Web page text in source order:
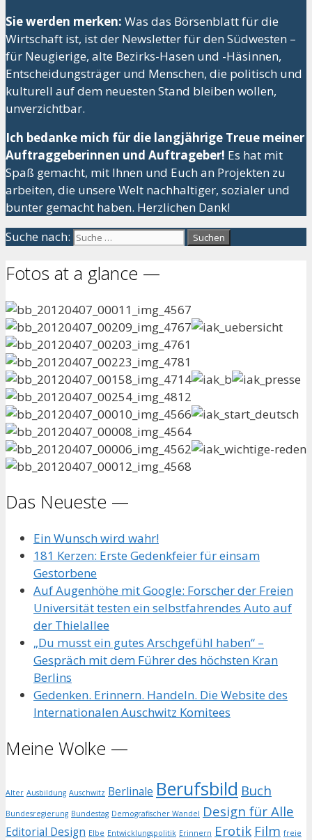
Sie werden merken: Was das Börsenblatt für die
Wirtschaft ist, ist der Newsletter für den Südwesten –
für Neugierige, alte Bezirks-Hasen und -Häsinnen,
Entscheidungsträger und Menschen, die politisch und
kulturell auf dem neuesten Stand bleiben wollen,
unverzichtbar.
Ich bedanke mich für die langjährige Treue meiner
Auftraggeberinnen und Auftrageber! Es hat mit
Spaß gemacht, mit Ihnen und Euch an Projekten zu
arbeiten, die unsere Welt nachhaltiger, sozialer und
bunter gemacht haben. Herzlichen Dank!
Suche nach:
Fotos at a glance —
Das Neueste —
Ein Wunsch wird wahr!
181 Kerzen: Erste Gedenkfeier für einsam
Gestorbene
Auf Augenhöhe mit Google: Forscher der Freien
Universität testen ein selbstfahrendes Auto auf
der Thielallee
„Du musst ein gutes Arschgefühl haben“ –
Gespräch mit dem Führer des höchsten Kran
Berlins
Gedenken. Erinnern. Handeln. Die Website des
Internationalen Auschwitz Komitees
Meine Wolke —
Alter Ausbildung Auschwitz Berlinale Berufsbild Buch
Bundesregierung Bundestag Demografischer Wandel Design für Alle
Editorial Design Elbe Entwicklungspolitik Erinnern Erotik Film freie